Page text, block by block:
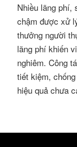
Nhiều lãng phí,
chậm được xử
thưởng người
lãng phí khiến
nghiêm. Công
tiết kiệm,
hiệu quả chưa